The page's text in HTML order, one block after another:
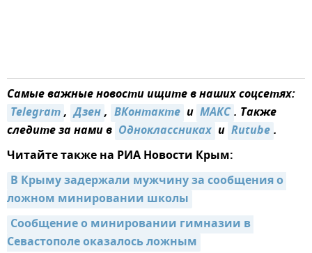
Самые важные новости ищите в наших соцсетях:
Telegram, Дзен, ВКонтакте и MAКС. Также
следите за нами в Одноклассниках и Rutube.
Читайте также на РИА Новости Крым:
В Крыму задержали мужчину за сообщения о
ложном минировании школы
Сообщение о минировании гимназии в
Севастополе оказалось ложным